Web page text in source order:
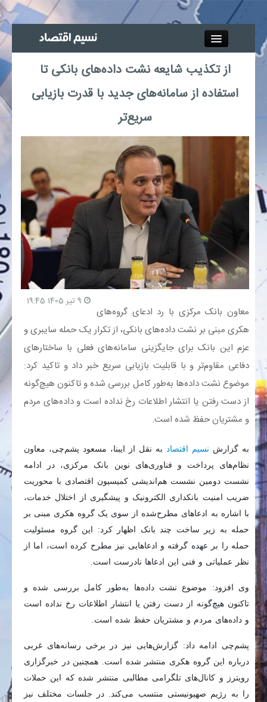
جذب خبرنگار
اجتماعی
بیمه و بورس
انرژی
اقتصاد
خانه
از تکذیب شایعه نشت داده‌های بانکی تا
استفاده از سامانه‌های جدید با قدرت بازیابی
سریع‌تر
معاون بانک مرکزی با رد ادعای گروه‌های
هکری مبنی بر نشت داده‌های بانکی، از تکرار یک حمله سایبری و
عزم این بانک برای جایگزینی سامانه‌های فعلی با ساختار‌های
دفاعی مقاوم‌تر و با قابلیت بازیابی سریع خبر داد و تاکید کرد:
موضوع نشت داده‌ها به‌طور کامل بررسی شده و تاکنون هیچ‌گونه
از دست رفتن یا انتشار اطلاعات رخ نداده است و داده‌های مردم
و مشتریان حفظ شده است.
به گزارش نسیم اقتصاد به نقل از ایبنا، مسعود پشم‌چی، معاون
نظام‌های پرداخت و فناوری‌های نوین بانک مرکزی، در ادامه
نشست دومین نشست هم‌اندیشی کمیسیون اقتصادی با محوریت
ضریب امنیت بانکداری الکترونیک و پیشگیری از اختلال خدمات،
با اشاره به ادعاهای مطرح‌شده از سوی یک گروه هکری مبنی بر
حمله به زیر ساخت چند بانک اظهار کرد: این گروه مسئولیت
حمله را بر عهده گرفته و ادعاهایی نیز مطرح کرده است، اما از
نظر عملیاتی و فنی این ادعاها نادرست است.
وی افزود: موضوع نشت داده‌ها به‌طور کامل بررسی شده و
تاکنون هیچ‌گونه از دست رفتن یا انتشار اطلاعات رخ نداده است
و داده‌های مردم و مشتریان حفظ شده است.
پشم‌چی ادامه داد: گزارش‌هایی نیز در برخی رسانه‌های غربی
درباره این گروه هکری منتشر شده است. همچنین در خبرگزاری
رویترز و کانال‌های تلگرامی مطالبی منتشر شده که این حملات
را به رژیم صهیونیستی منتسب می‌کند. در جلسات مختلف نیز